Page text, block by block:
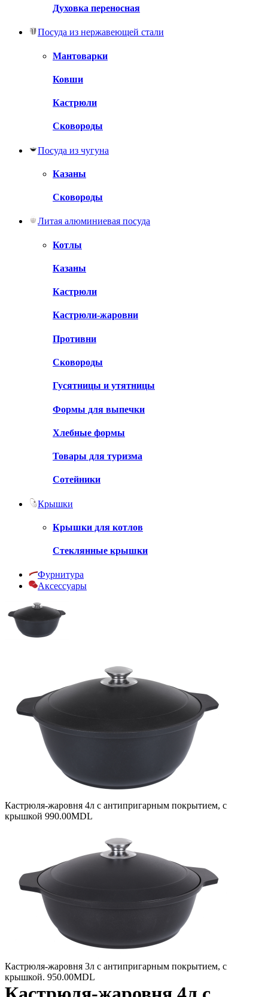
Духовка переносная
Посуда из нержавеющей стали
Мантоварки
Ковши
Кастрюли
Сковороды
Посуда из чугуна
Казаны
Сковороды
Литая алюминиевая посуда
Котлы
Казаны
Кастрюли
Кастрюли-жаровни
Противни
Сковороды
Гусятницы и утятницы
Формы для выпечки
Хлебные формы
Товары для туризма
Сотейники
Крышки
Крышки для котлов
Стеклянные крышки
Фурнитура
Аксессуары
Кастрюля-жаровня 4л с антипригарным покрытием, с
крышкой 990.00MDL
Кастрюля-жаровня 3л с антипригарным покрытием, с
крышкой. 950.00MDL